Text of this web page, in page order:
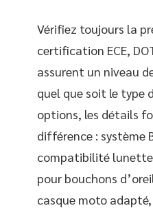
Vérifiez toujours la
certification ECE,
assurent un niveau
quel que soit le type
options, les détails
différence : système
compatibilité
pour bouchons
casque moto